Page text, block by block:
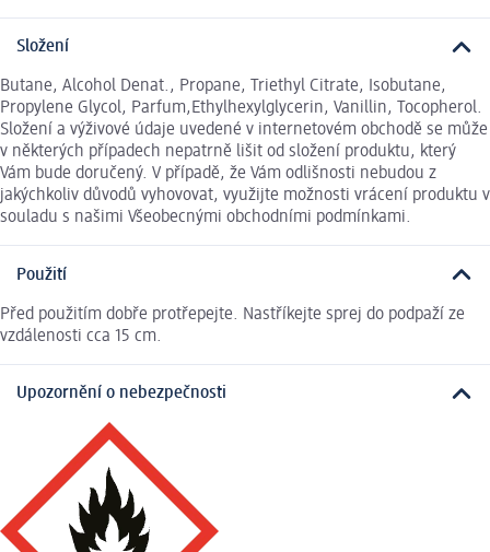
Složení
Butane, Alcohol Denat., Propane, Triethyl Citrate, Isobutane,
Propylene Glycol, Parfum,Ethylhexylglycerin, Vanillin, Tocopherol.
Složení a výživové údaje uvedené v internetovém obchodě se může
v některých případech nepatrně lišit od složení produktu, který
Vám bude doručený. V případě, že Vám odlišnosti nebudou z
jakýchkoliv důvodů vyhovovat, využijte možnosti vrácení produktu v
souladu s našimi Všeobecnými obchodními podmínkami.
Použití
Před použitím dobře protřepejte. Nastříkejte sprej do podpaží ze
vzdálenosti cca 15 cm.
Upozornění o nebezpečnosti